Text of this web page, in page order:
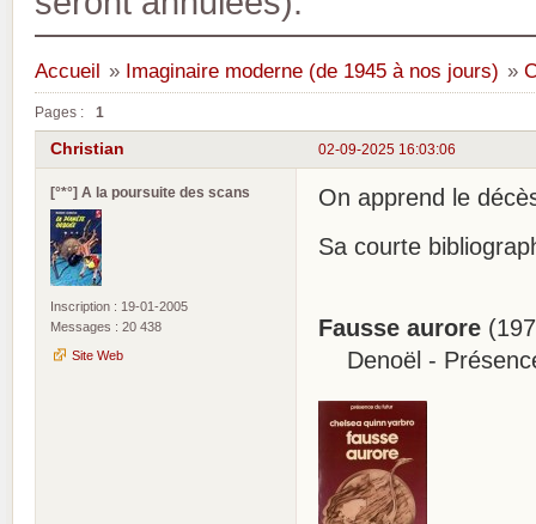
Accueil » Imaginaire moderne (de 1945 à nos jours) »
Pages : 1
02-09-2025 16:03:06
Christian
[°*°] A la poursuite des scans
Inscription : 19-01-2005
Messages : 20 438
Site Web
On apprend le
Sa courte
Fausse aurore
Denoël -